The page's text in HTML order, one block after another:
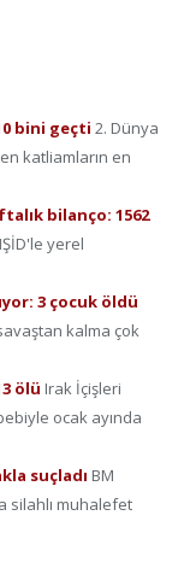
bini geçti 2. Dünya
katliamların en
bilanço: 1562
yerel
3 çocuk öldü
kalma çok
ölü Irak İçişleri
ocak ayında
suçladı BM
silahlı muhalefet